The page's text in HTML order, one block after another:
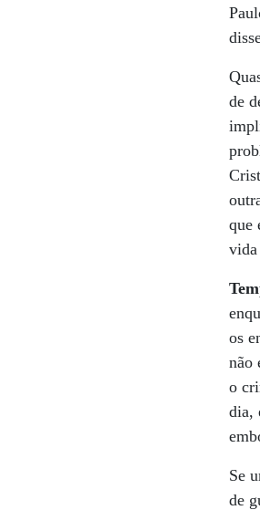
de
que
vida
os
não
o
dia,
Se
de